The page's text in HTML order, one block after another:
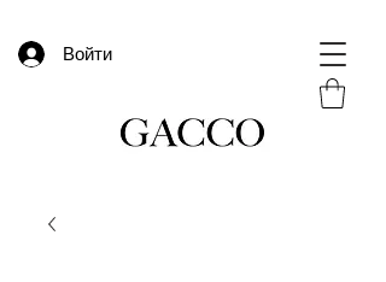
Войти